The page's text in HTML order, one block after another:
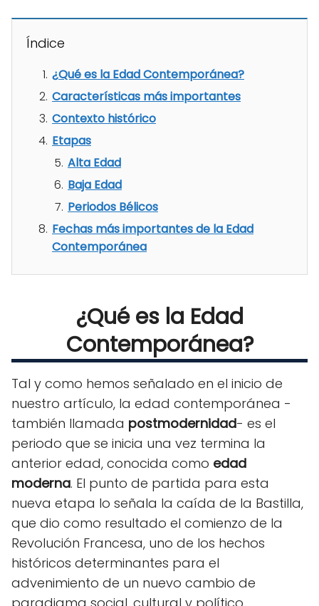
Índice
¿Qué es la Edad Contemporánea?
Características más importantes
Contexto histórico
Etapas
Alta Edad
Baja Edad
Periodos Bélicos
Fechas más importantes de la Edad
Contemporánea
¿Qué es la Edad
Contemporánea?
Tal y como hemos señalado en el inicio de
nuestro artículo, la edad contemporánea -
también llamada postmodernidad- es el
periodo que se inicia una vez termina la
anterior edad, conocida como edad
moderna. El punto de partida para esta
nueva etapa lo señala la caída de la Bastilla,
que dio como resultado el comienzo de la
Revolución Francesa, uno de los hechos
históricos determinantes para el
advenimiento de un nuevo cambio de